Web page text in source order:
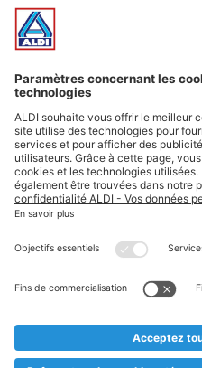
Offres
Infos essentielles
Suivez ALDI
Textes marqués d'un
* Nous vendons ces articles
au cas où, malgré le planning
prématurément en rupture de
** Sur ce site, l’utilisation de la